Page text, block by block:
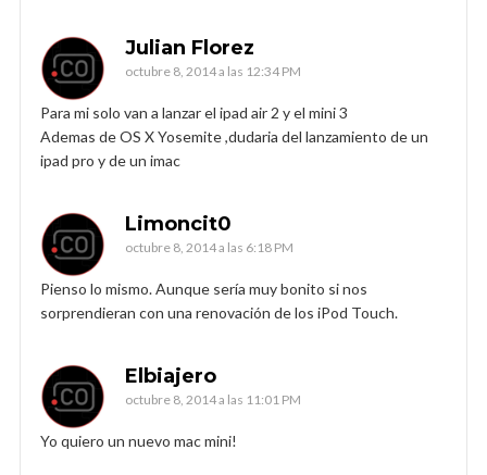
Julian Florez
octubre 8, 2014 a las 12:34 PM
Para mi solo van a lanzar el ipad air 2 y el mini 3
Ademas de OS X Yosemite ,dudaria del lanzamiento de un
ipad pro y de un imac
Limoncit0
octubre 8, 2014 a las 6:18 PM
Pienso lo mismo. Aunque sería muy bonito si nos
sorprendieran con una renovación de los iPod Touch.
Elbiajero
octubre 8, 2014 a las 11:01 PM
Yo quiero un nuevo mac mini!